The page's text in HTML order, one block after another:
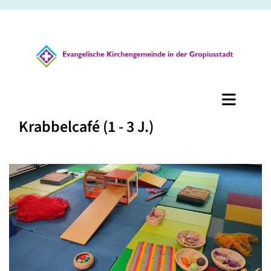
Krabbelcafé (1 - 3 J.)